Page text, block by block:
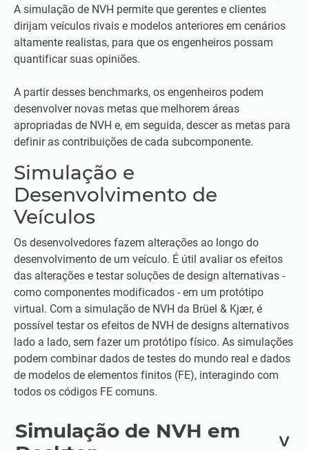
A simulação de NVH permite que gerentes e clientes
dirijam veículos rivais e modelos anteriores em cenários
altamente realistas, para que os engenheiros possam
quantificar suas opiniões.
A partir desses benchmarks, os engenheiros podem
desenvolver novas metas que melhorem áreas
apropriadas de NVH e, em seguida, descer as metas para
definir as contribuições de cada subcomponente.
Simulação e
Desenvolvimento de
Veículos
Os desenvolvedores fazem alterações ao longo do
desenvolvimento de um veículo. É útil avaliar os efeitos
das alterações e testar soluções de design alternativas -
como componentes modificados - em um protótipo
virtual. Com a simulação de NVH da Brüel & Kjær, é
possível testar os efeitos de NVH de designs alternativos
lado a lado, sem fazer um protótipo físico. As simulações
podem combinar dados de testes do mundo real e dados
de modelos de elementos finitos (FE), interagindo com
todos os códigos FE comuns.
Simulação de NVH em